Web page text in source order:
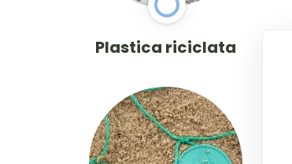
Plastica riciclata